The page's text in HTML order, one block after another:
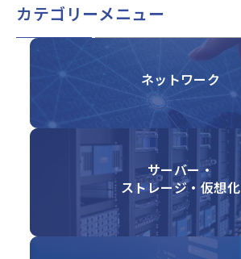
カテゴリーメニュー
ネットワーク
サーバー・
ストレージ・仮想化